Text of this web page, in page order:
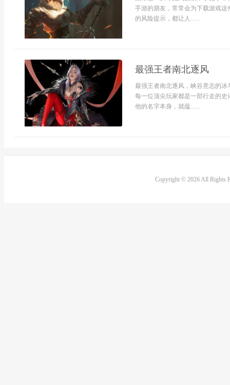
手游的朋友，常常会为下载游戏
的风险提示，都让人......
最强王者南北逐风
最强王者南北逐风，峡谷意志的
每一位顶尖玩家都是一部行走的
他的名字本身，就蕴......
Copyright © 2026 All Rights